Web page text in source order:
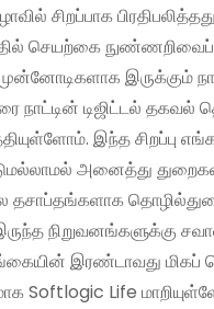
சிறப்பாக
செயற்கை நுண்ணறிவைப்
இருக்கும்
நாட்டின் டிஜிட்டல் தகவல்
இந்த சிறப்பு
அனைத்து
தசாப்தங்களாக
நிறுவனங்களுக்கு
இரண்டாவது மிகப்
Softlogic Life